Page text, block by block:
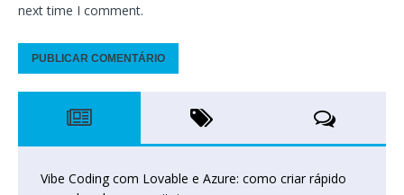
next time I comment.
Vibe Coding com Lovable e Azure: como criar rápido